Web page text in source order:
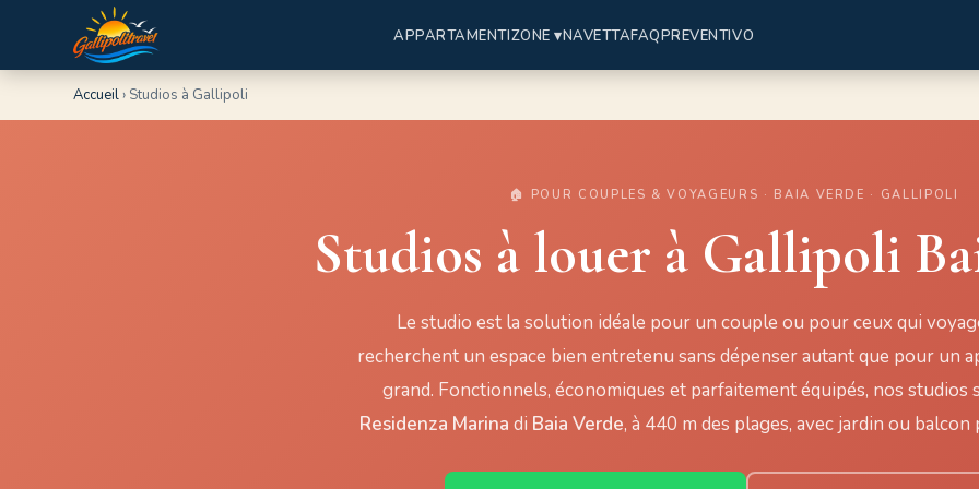
APPARTAMENTIZONE ▾NAVETTAFAQPREVENTIVO
Accueil› Studios à Gallipoli
🏠 POUR COUPLES & VOYAGEURS · BAIA VERDE · GALLIPOLI
Studios à louer à Gallipoli
Le studio est la solution idéale pour un couple ou pour ceux qui
recherchent un espace bien entretenu sans dépenser autant que pour un
grand. Fonctionnels, économiques et parfaitement équipés, nos studios
Residenza Marina di Baia Verde, à 440 m des plages, avec jardin ou